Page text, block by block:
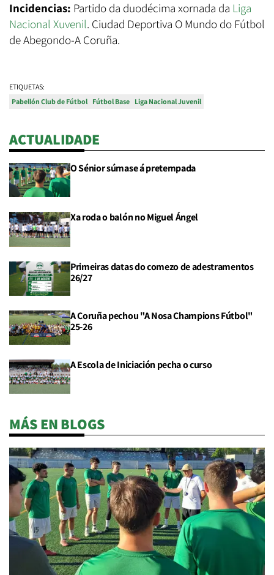
Incidencias: Partido da duodécima xornada da Liga
Nacional Xuvenil. Ciudad Deportiva O Mundo do Fútbol
de Abegondo-A Coruña.
ETIQUETAS:
Pabellón Club de Fútbol Fútbol Base Liga Nacional Juvenil
ACTUALIDADE
O Sénior súmase á pretempada
Xa roda o balón no Miguel Ángel
Primeiras datas do comezo de adestramentos
26/27
A Coruña pechou "A Nosa Champions Fútbol"
25-26
A Escola de Iniciación pecha o curso
MÁS EN BLOGS